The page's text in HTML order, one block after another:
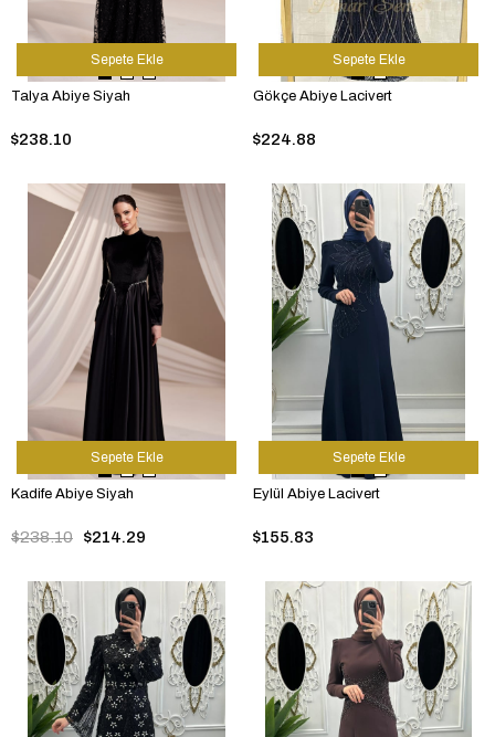
Talya Abiye Siyah
$238.10
Sepete Ekle
Gökçe Abiye Lacivert
$224.88
Sepete Ekle
Kadife Abiye Siyah
$214.29
$238.10
Sepete Ekle
Eylül Abiye Lacivert
$155.83
Sepete Ekle